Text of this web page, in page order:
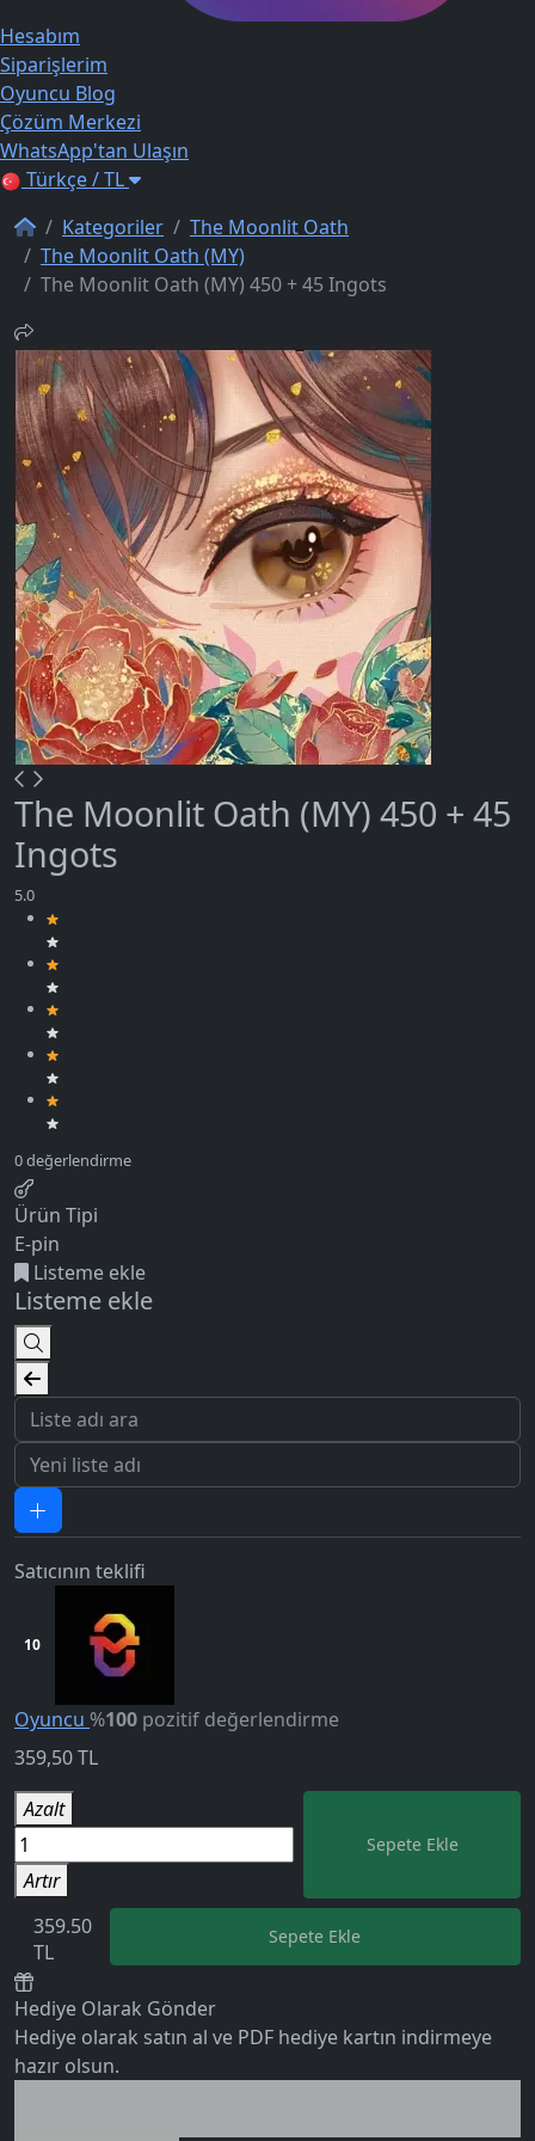
Hesabım
Siparişlerim
Oyuncu Blog
Çözüm Merkezi
WhatsApp'tan Ulaşın
Türkçe / TL
Kategoriler
The Moonlit Oath
The Moonlit Oath (MY)
The Moonlit Oath (MY) 450 + 45 Ingots
The Moonlit Oath (MY) 450 + 45
Ingots
5.0
Ürün Tipi
E-pin
Listeme ekle
Listeme ekle
Satıcının teklifi
10
Oyuncu %100 pozitif değerlendirme
359,50TL
Azalt
Artır
Sepete Ekle
359.50
TL
Sepete Ekle
Hediye Olarak Gönder
Hediye olarak satın al ve PDF hediye kartın indirmeye
hazır olsun.